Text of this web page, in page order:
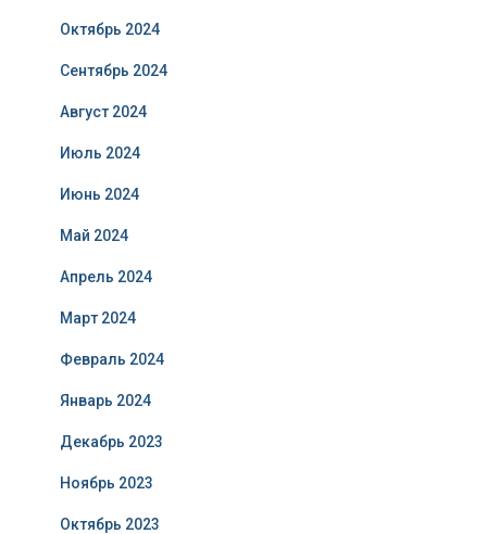
Октябрь 2024
Сентябрь 2024
Август 2024
Июль 2024
Июнь 2024
Май 2024
Апрель 2024
Март 2024
Февраль 2024
Январь 2024
Декабрь 2023
Ноябрь 2023
Октябрь 2023